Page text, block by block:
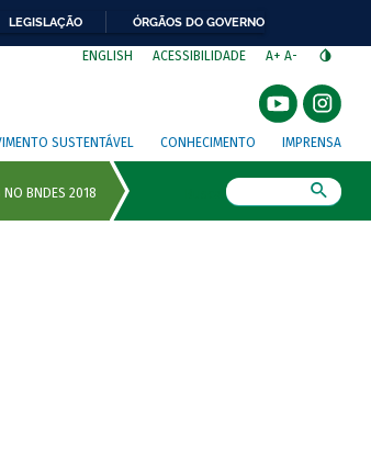
LEGISLAÇÃO ÓRGÃOS DO GOVERNO
ENGLISH ACESSIBILIDADE A+ A-
SUSTENTÁVEL CONHECIMENTO IMPRENSA